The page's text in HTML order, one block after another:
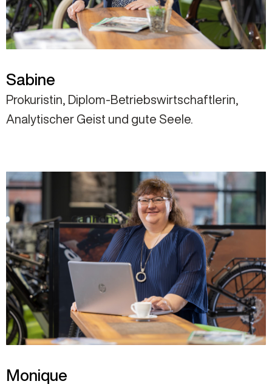
Sabine
Prokuristin, Diplom-Betriebswirtschaftlerin,
Analytischer Geist und gute Seele.
Monique